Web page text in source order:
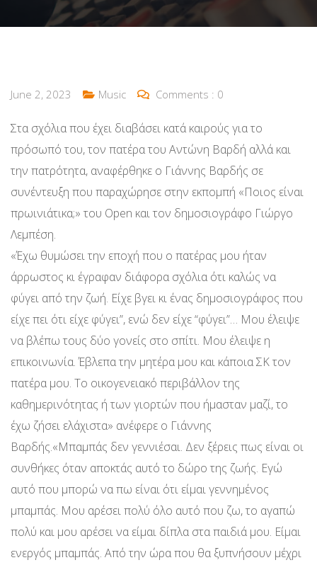
June 2, 2023 Music Comments : 0
Στα σχόλια που έχει διαβάσει κατά καιρούς για το
πρόσωπό του, τον πατέρα του Αντώνη Βαρδή αλλά και
την πατρότητα, αναφέρθηκε ο Γιάννης Βαρδής σε
συνέντευξη που παραχώρησε στην εκπομπή «Ποιος είναι
πρωινιάτικα;» του Open και τον δημοσιογράφο Γιώργο
Λεμπέση.
«Έχω θυμώσει την εποχή που ο πατέρας μου ήταν
άρρωστος κι έγραφαν διάφορα σχόλια ότι καλώς να
φύγει από την ζωή. Είχε βγει κι ένας δημοσιογράφος που
είχε πει ότι είχε φύγει”, ενώ δεν είχε “φύγει”… Μου έλειψε
να βλέπω τους δύο γονείς στο σπίτι. Μου έλειψε η
επικοινωνία. Έβλεπα την μητέρα μου και κάποια ΣΚ τον
πατέρα μου. Το οικογενειακό περιβάλλον της
καθημερινότητας ή των γιορτών που ήμασταν μαζί, το
έχω ζήσει ελάχιστα» ανέφερε ο Γιάννης
Βαρδής.«Μπαμπάς δεν γεννιέσαι. Δεν ξέρεις πως είναι οι
συνθήκες όταν αποκτάς αυτό το δώρο της ζωής. Εγώ
αυτό που μπορώ να πω είναι ότι είμαι γεννημένος
μπαμπάς. Μου αρέσει πολύ όλο αυτό που ζω, το αγαπώ
πολύ και μου αρέσει να είμαι δίπλα στα παιδιά μου. Είμαι
ενεργός μπαμπάς. Από την ώρα που θα ξυπνήσουν μέχρι